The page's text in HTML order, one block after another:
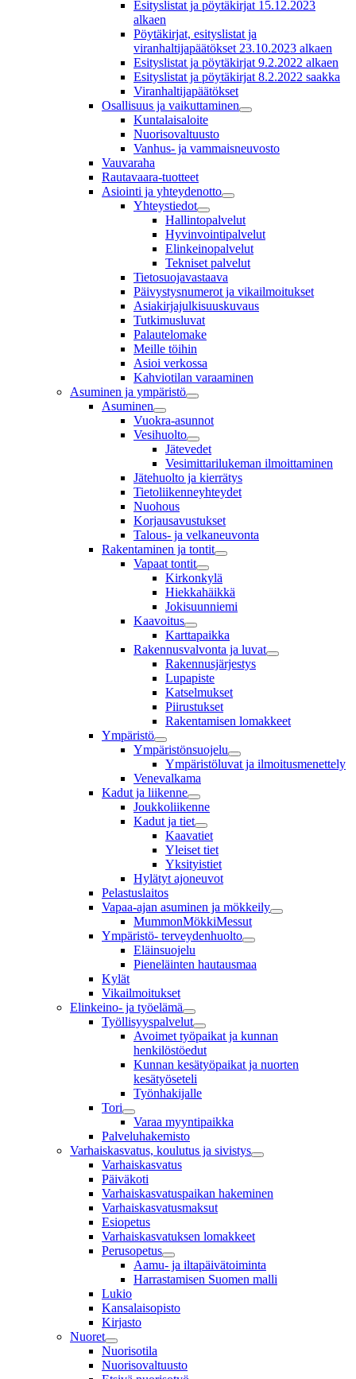
Esityslistat ja pöytäkirjat 15.12.2023
alkaen
Pöytäkirjat, esityslistat ja
viranhaltijapäätökset 23.10.2023 alkaen
Esityslistat ja pöytäkirjat 9.2.2022 alkaen
Esityslistat ja pöytäkirjat 8.2.2022 saakka
Viranhaltijapäätökset
Osallisuus ja vaikuttaminen
Kuntalaisaloite
Nuorisovaltuusto
Vanhus- ja vammaisneuvosto
Vauvaraha
Rautavaara-tuotteet
Asiointi ja yhteydenotto
Yhteystiedot
Hallintopalvelut
Hyvinvointipalvelut
Elinkeinopalvelut
Tekniset palvelut
Tietosuojavastaava
Päivystysnumerot ja vikailmoitukset
Asiakirjajulkisuuskuvaus
Tutkimusluvat
Palautelomake
Meille töihin
Asioi verkossa
Kahviotilan varaaminen
Asuminen ja ympäristö
Asuminen
Vuokra-asunnot
Vesihuolto
Jätevedet
Vesimittarilukeman ilmoittaminen
Jätehuolto ja kierrätys
Tietoliikenneyhteydet
Nuohous
Korjausavustukset
Talous- ja velkaneuvonta
Rakentaminen ja tontit
Vapaat tontit
Kirkonkylä
Hiekkahäikkä
Jokisuunniemi
Kaavoitus
Karttapaikka
Rakennusvalvonta ja luvat
Rakennusjärjestys
Lupapiste
Katselmukset
Piirustukset
Rakentamisen lomakkeet
Ympäristö
Ympäristönsuojelu
Ympäristöluvat ja ilmoitusmenettely
Venevalkama
Kadut ja liikenne
Joukkoliikenne
Kadut ja tiet
Kaavatiet
Yleiset tiet
Yksityistiet
Hylätyt ajoneuvot
Pelastuslaitos
Vapaa-ajan asuminen ja mökkeily
MummonMökkiMessut
Ympäristö- terveydenhuolto
Eläinsuojelu
Pieneläinten hautausmaa
Kylät
Vikailmoitukset
Elinkeino- ja työelämä
Työllisyyspalvelut
Avoimet työpaikat ja kunnan
henkilöstöedut
Kunnan kesätyöpaikat ja nuorten
kesätyöseteli
Työnhakijalle
Tori
Varaa myyntipaikka
Palveluhakemisto
Varhaiskasvatus, koulutus ja sivistys
Varhaiskasvatus
Päiväkoti
Varhaiskasvatuspaikan hakeminen
Varhaiskasvatusmaksut
Esiopetus
Varhaiskasvatuksen lomakkeet
Perusopetus
Aamu- ja iltapäivätoiminta
Harrastamisen Suomen malli
Lukio
Kansalaisopisto
Kirjasto
Nuoret
Nuorisotila
Nuorisovaltuusto